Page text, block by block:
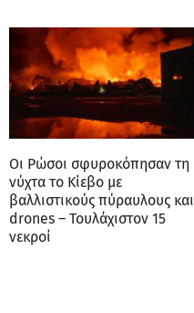
Οι Ρώσοι σφυροκόπησαν τη
νύχτα το Κίεβο με
βαλλιστικούς πύραυλους και
drones – Τουλάχιστον 15
νεκροί